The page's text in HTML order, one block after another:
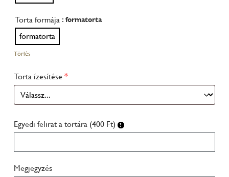
Torta formája : formatorta
formatorta
Törlés
Egyedi felirat a tortára (400 Ft)
Megjegyzés
Torta ízesítése *